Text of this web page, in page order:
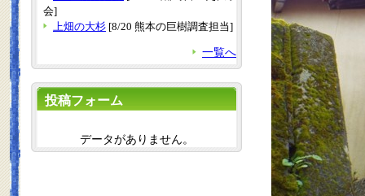
会]
上畑の大杉 [8/20 熊本の巨樹調査担当]
一覧へ
投稿フォーム
データがありません。